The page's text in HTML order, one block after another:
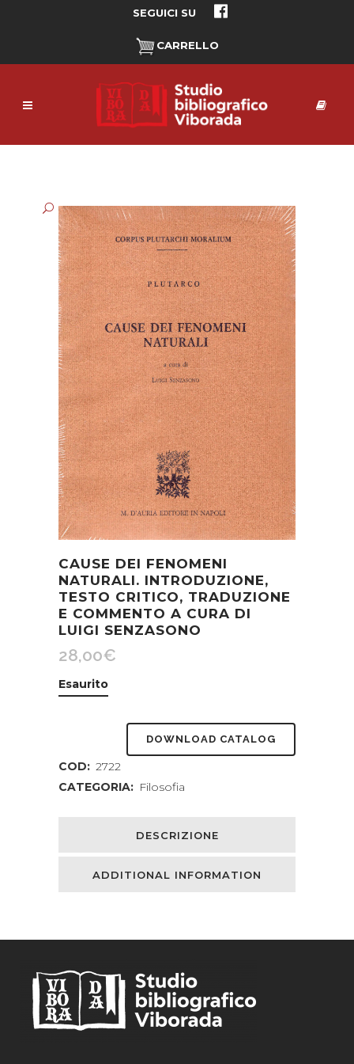
SEGUICI SU
CARRELLO
CAUSE DEI FENOMENI
NATURALI. INTRODUZIONE,
TESTO CRITICO, TRADUZIONE
E COMMENTO A CURA DI
LUIGI SENZASONO
28,00€
Esaurito
DOWNLOAD CATALOG
COD: 2722
CATEGORIA: Filosofia
DESCRIZIONE
ADDITIONAL INFORMATION